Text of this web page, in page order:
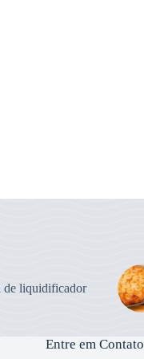
de liquidificador
Entre em Contato